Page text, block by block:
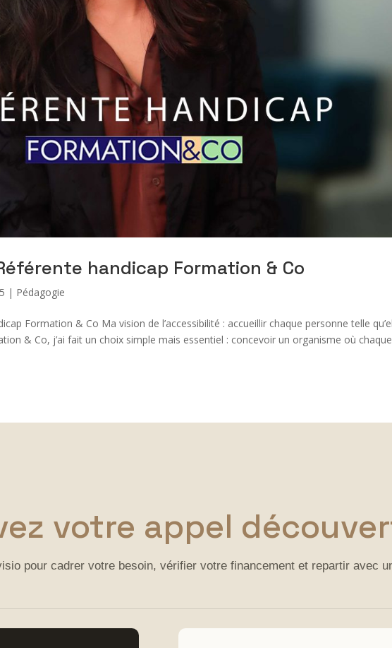
handicap Formation & Co
| Pédagogie
Formation & Co Ma vision de l’accessibilité : accueillir chaque personne telle
& Co, j’ai fait un choix simple mais essentiel : concevoir un organisme où chaque
votre appel
pour cadrer votre besoin, vérifier votre financement et repartir avec